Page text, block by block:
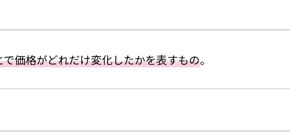
価格がどれだけ変化したかを表すもの。